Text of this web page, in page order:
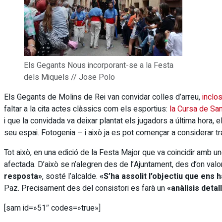
Els Gegants Nous incorporant-se a la Festa
dels Miquels // Jose Polo
Els Gegants de Molins de Rei van convidar colles d’arreu,
faltar a la cita actes clàssics com els esportius: la Cursa de
i que la convidada va deixar plantat els jugadors a última hora,
seu espai. Fotogenia – i això ja es pot començar a considerar
Tot això, en una edició de la Festa Major que va coincidir amb
afectada. D’això se n’alegren des de l’Ajuntament, des d’on
resposta», sosté l’alcalde. «S’ha assolit l’objectiu que
Paz. Precisament des del consistori es farà un«anàlisis
[sam id=»51″ codes=»true»]